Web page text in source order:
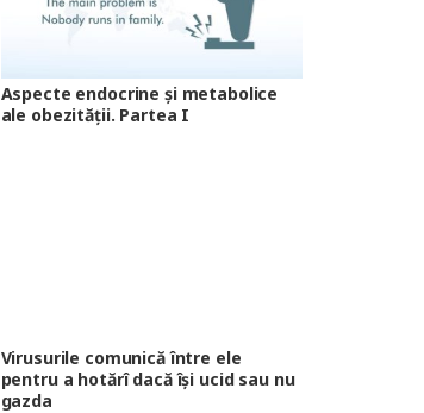
Aspecte endocrine și metabolice
ale obezității. Partea I
Virusurile comunică între ele
pentru a hotărî dacă își ucid sau nu
gazda